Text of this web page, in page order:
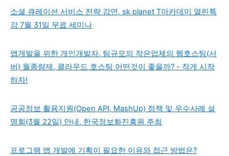
소셜 큐레이션 서비스 전략 강연, sk planet T아카데미 열린특
강 7월 31일 무료 세미나
앱개발을 위한 개인개발자, 팀규모의 작은업체의 웹호스팅(서
버) 월종량제, 클라우드 호스팅 어떤것이 좋을까? - 작게 시작
하자!
공공정보 활용지원(Open API, MashUp) 정책 및 우수사례 설
명회(3월 22일) 안내, 한국정보화진흥원 주최
프로그램 앱 개발에 기획이 필요한 이유와 접근 방법은?